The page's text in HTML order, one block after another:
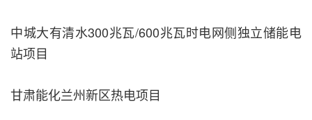
中城大有清水300兆瓦/600兆瓦时电网侧独立储能电
站项目
甘肃能化兰州新区热电项目